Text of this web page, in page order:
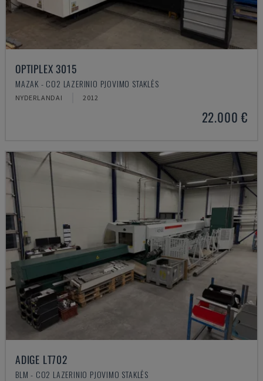
OPTIPLEX 3015
MAZAK - CO2 LAZERINIO PJOVIMO STAKLĖS
NYDERLANDAI 2012
22.000 €
ADIGE LT702
BLM - CO2 LAZERINIO PJOVIMO STAKLĖS